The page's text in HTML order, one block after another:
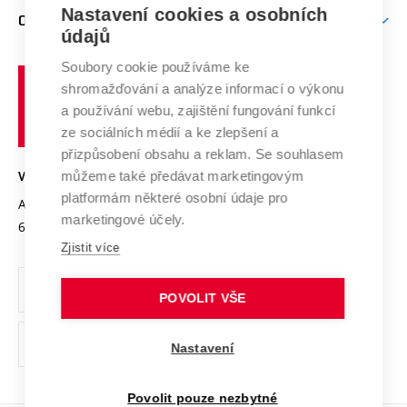
E-přihláška
Doktorské studium
Podpora podnikání
Mezinárodní vědecká rada
Systém zajišťování kvality výzkumu
Výzkumné infrastruktury
Transfer znalostí
Open Science
Projekty
Projekty ze strukturálních fondů
Specifický výzkum
Firemní spolupráce
Zahraniční spolupráce
Spolupráce se školami
Služby univerzity
Mezinárodní dohody
Univerzitní sítě
O UNIVERZITĚ
Profil univerzity
Udržitelná univerzita
Podnikavá univerzita / ContriBUTe
Bezpečná univerzita
Vyznamenání
Organizační struktura
Ochrana osobních údajů
odkaz)
učení
technické
Brně
VYSOKÉ UČENÍ TECHNICKÉ V BRNĚ
Antonínská 548/1
602 00 Brno
www.vut.cz
vut@vutbr.cz
Nastavení cookies a osobních
údajů
Soubory cookie používáme ke
shromažďování a analýze informací o výkonu
a používání webu, zajištění fungování funkcí
ze sociálních médií a ke zlepšení a
přizpůsobení obsahu a reklam. Se souhlasem
můžeme také předávat marketingovým
platformám některé osobní údaje pro
marketingové účely.
Zjistit více
POVOLIT VŠE
Nastavení
Povolit pouze nezbytné